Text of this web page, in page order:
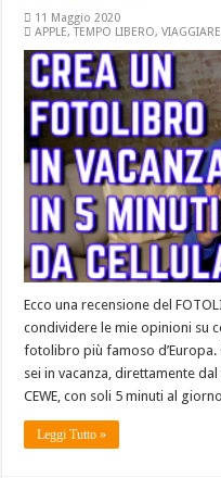
11 Maggio 2020
APPLE,TEMPO LIBERO,VIAGGIARE
Ecco una recensione del
condividere le mie opinioni su
fotolibro più famoso d’Europa.
sei in vacanza, direttamente
CEWE, con soli 5 minuti al
Leggi Tutto »